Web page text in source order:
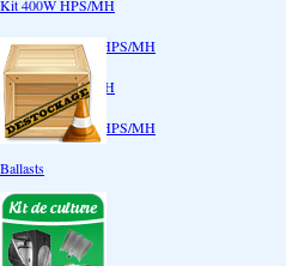
Kit 400W HPS/MH
Ampoules 400W HPS/MH
Kit 600W HPS/MH
Ampoules 600W HPS/MH
Ballasts
Réflecteurs
CoolTube